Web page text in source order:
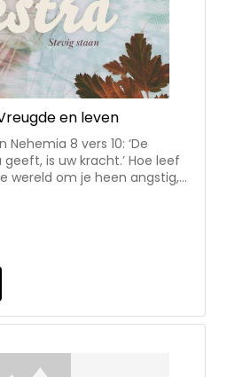
en leven
8 vers 10: ‘De
geeft, is uw kracht.’ Hoe leef
wereld om je heen angstig,
magazine dat in
Bid! En kom in verzet
die jou Gods
nummer gaan we er stevig
dat het God is die ons
schenkt. Een
met inspiratie, interviews,
leven.